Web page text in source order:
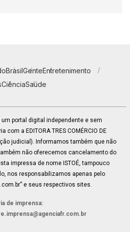
BrasilGenteEntretenimento
CiênciaSaúde
um portal digital independente e sem
a EDITORA TRES COMÉRCIO DE
judicial). Informamos também que não
não oferecemos cancelamento do
impressa de nome ISTOÉ, tampouco
nos responsabilizamos apenas pelo
e seus respectivos sites.
de imprensa: